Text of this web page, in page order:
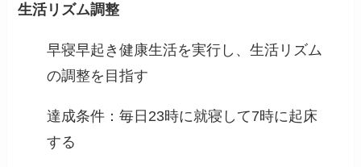
生活リズム調整
早寝早起き健康生活を実行し、生活リズム
の調整を目指す
達成条件：毎日23時に就寝して7時に起床
する